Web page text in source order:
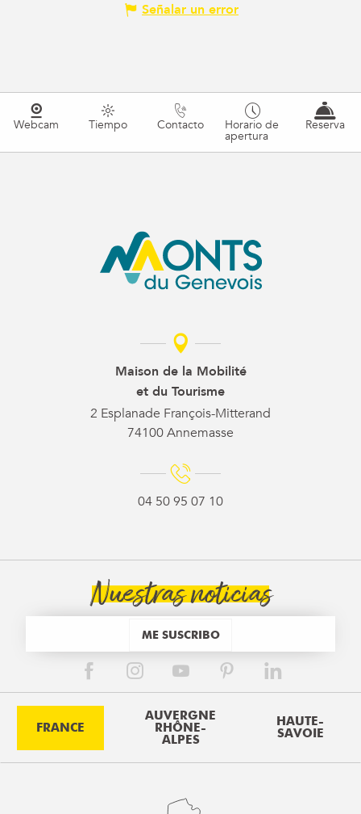
Señalar un error
Webcam Tiempo Contacto Horario de
apertura
Reserva
Maison de la Mobilité
et du Tourisme
2 Esplanade François-Mitterand
74100 Annemasse
04 50 95 07 10
Nuestras noticias
ME SUSCRIBO
FRANCE
AUVERGNE
RHÔNE-
ALPES
HAUTE-
SAVOIE